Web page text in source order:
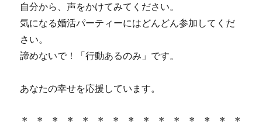
自分から、声をかけてみてください。
気になる婚活パーティーにはどんどん参加してくだ
さい。
諦めないで！「行動あるのみ」です。
あなたの幸せを応援しています。
* * * * * * * * * * * * * * *